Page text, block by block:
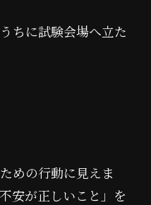
ちに試験会場へ立た
めの行動に見えま
安が正しいこと」を